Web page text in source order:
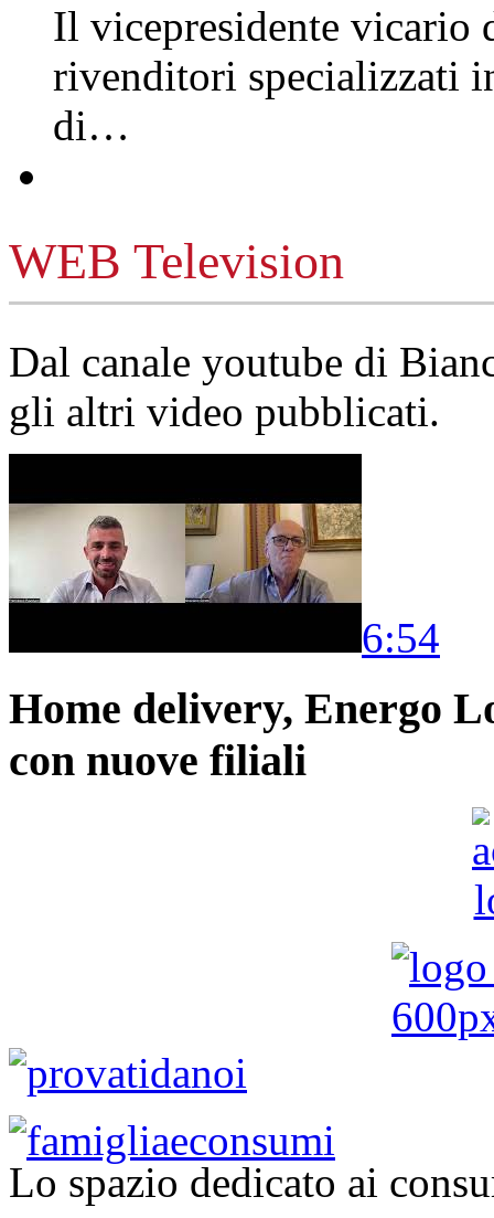
Il vicepresidente vicario
rivenditori specializzati
di…
WEB Television
Dal canale youtube di
gli altri video pubblicati.
6:54
Home delivery, Energo
con nuove filiali
Lo spazio dedicato ai